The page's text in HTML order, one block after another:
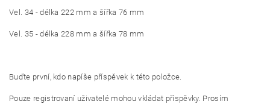
Vel. 34 - délka 222 mm a šířka 76 mm
Vel. 35 - délka 228 mm a šířka 78 mm
Buďte první, kdo napíše příspěvek k této položce.
Pouze registrovaní uživatelé mohou vkládat příspěvky. Prosím